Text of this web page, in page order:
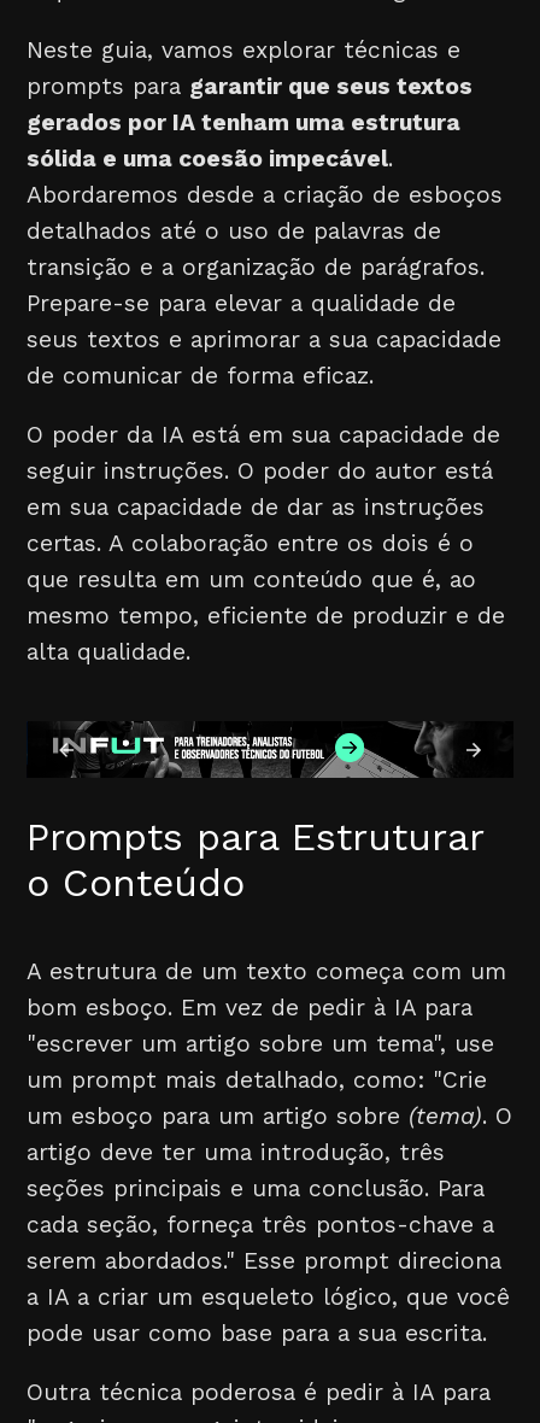
Neste guia, vamos explorar técnicas e
prompts para garantir que seus textos
gerados por IA tenham uma estrutura
sólida e uma coesão impecável.
Abordaremos desde a criação de esboços
detalhados até o uso de palavras de
transição e a organização de parágrafos.
Prepare-se para elevar a qualidade de
seus textos e aprimorar a sua capacidade
de comunicar de forma eficaz.
O poder da IA está em sua capacidade de
seguir instruções. O poder do autor está
em sua capacidade de dar as instruções
certas. A colaboração entre os dois é o
que resulta em um conteúdo que é, ao
mesmo tempo, eficiente de produzir e de
alta qualidade.
Prompts para Estruturar
o Conteúdo
A estrutura de um texto começa com um
bom esboço. Em vez de pedir à IA para
"escrever um artigo sobre um tema", use
um prompt mais detalhado, como: "Crie
um esboço para um artigo sobre (tema). O
artigo deve ter uma introdução, três
seções principais e uma conclusão. Para
cada seção, forneça três pontos-chave a
serem abordados." Esse prompt direciona
a IA a criar um esqueleto lógico, que você
pode usar como base para a sua escrita.
Outra técnica poderosa é pedir à IA para